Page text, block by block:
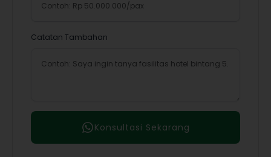
Catatan Tambahan
Konsultasi Sekarang